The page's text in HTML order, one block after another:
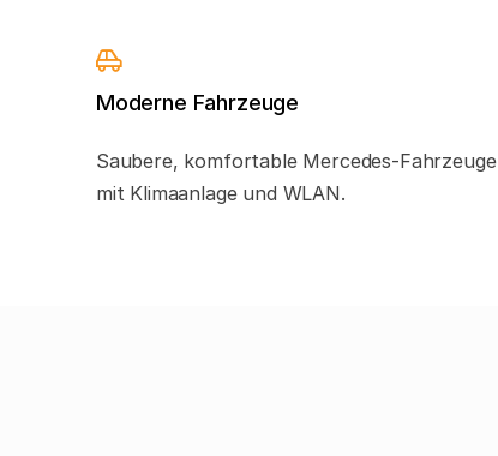
Moderne Fahrzeuge
Saubere, komfortable Mercedes-Fahrzeuge
mit Klimaanlage und WLAN.